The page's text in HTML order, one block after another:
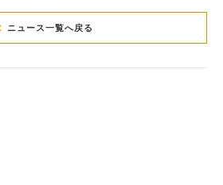
ニュース一覧へ戻る